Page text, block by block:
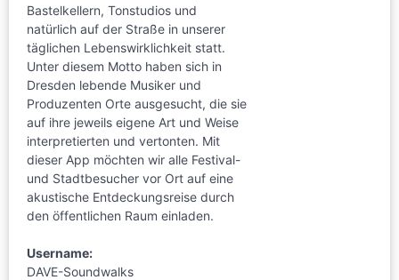
Bastelkellern, Tonstudios und
natürlich auf der Straße in unserer
täglichen Lebenswirklichkeit statt.
Unter diesem Motto haben sich in
Dresden lebende Musiker und
Produzenten Orte ausgesucht, die sie
auf ihre jeweils eigene Art und Weise
interpretierten und vertonten. Mit
dieser App möchten wir alle Festival-
und Stadtbesucher vor Ort auf eine
akustische Entdeckungsreise durch
den öffentlichen Raum einladen.
Username:
DAVE-Soundwalks